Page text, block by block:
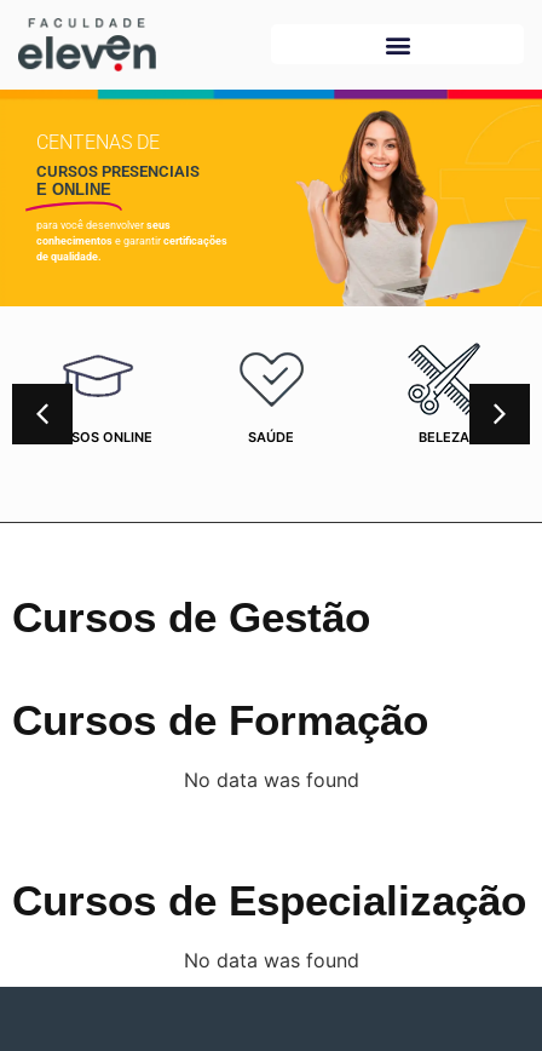
CENTENAS DE
CURSOS PRESENCIAIS
E ONLINE
para você desenvolver seus
conhecimentos e garantir certificações
de qualidade.
CURSOS ONLINE SAÚDE BELEZA
Cursos de Gestão
Cursos de Formação
No data was found
Cursos de Especialização
No data was found